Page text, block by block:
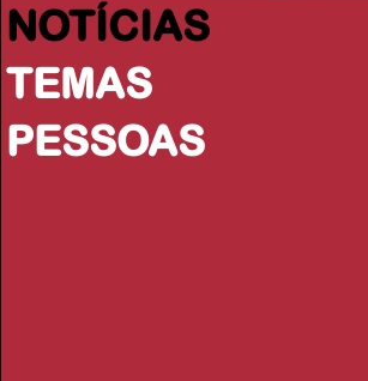
NOTÍCIAS
TEMAS
PESSOAS